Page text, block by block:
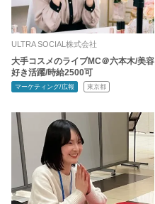
ULTRA SOCIAL株式会社
大手コスメのライブMC＠六本木/美容
好き活躍/時給2500可
マーケティング/広報 東京都